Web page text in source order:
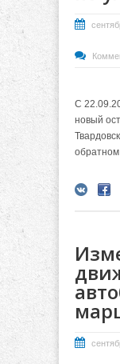
С
новый
обратном